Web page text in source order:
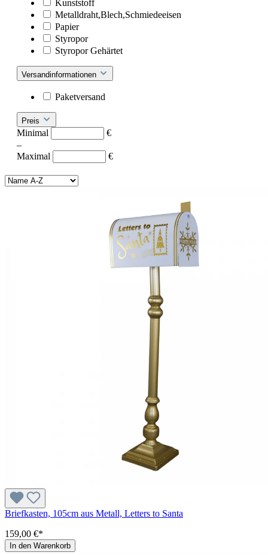
Kunststoff
Metalldraht,Blech,Schmiedeeisen
Papier
Styropor
Styropor Gehärtet
Versandinformationen
Paketversand
Preis
Minimal
€
–
Maximal
€
Briefkasten, 105cm aus Metall, Letters to Santa
159,00 €*
In den Warenkorb